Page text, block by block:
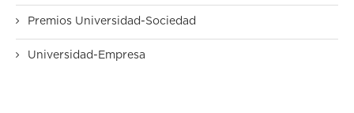
Premios Universidad-Sociedad
Universidad-Empresa